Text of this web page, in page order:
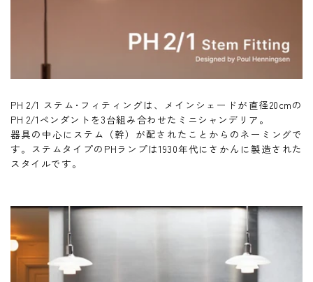
PH 2/1 ステム･フィティングは、メインシェードが直径20cmの
PH 2/1ペンダントを3台組み合わせたミニシャンデリア。
器具の中心にステム（幹）が配されたことからのネーミングで
す。ステムタイプのPHランプは1930年代にさかんに製造された
スタイルです。